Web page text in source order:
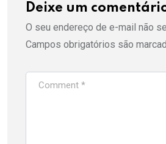
Deixe um
O seu endereço de e-mail não
Campos obrigatórios são